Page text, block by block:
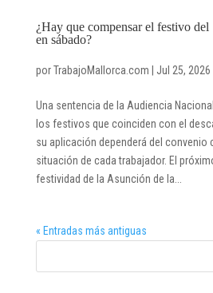
¿Hay que compensar el festivo del
en sábado?
porTrabajoMallorca.com | Jul 25, 2026
Una sentencia de la Audiencia
los festivos que coinciden con el
su aplicación dependerá del convenio
situación de cada trabajador. El
festividad de la Asunción de la...
« Entradas más antiguas